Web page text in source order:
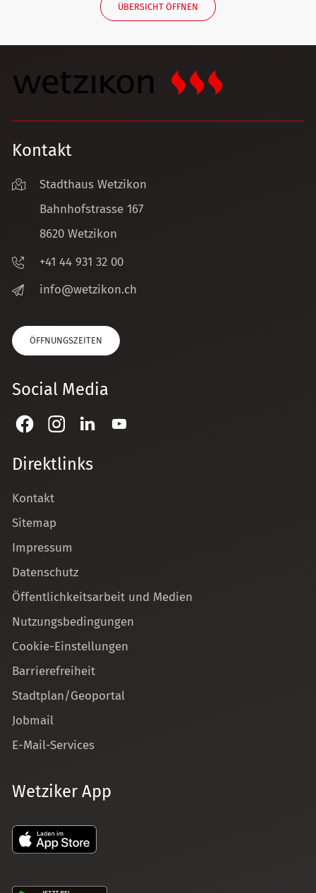
ÜBERSICHT ÖFFNEN
Kontakt
Stadthaus Wetzikon
Bahnhofstrasse 167
8620 Wetzikon
+41 44 931 32 00
nf
w tz k n ch
ÖFFNUNGSZEITEN
Social Media
Direktlinks
Kontakt
Sitemap
Impressum
Datenschutz
Öffentlichkeitsarbeit und Medien
Nutzungsbedingungen
Cookie-Einstellungen
Barrierefreiheit
Stadtplan/Geoportal
Jobmail
E-Mail-Services
Wetziker App